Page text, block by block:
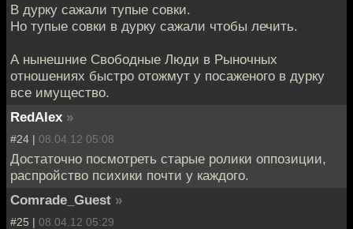
В дурку сажали тупые совки.
Но тупые совки в дурку сажали чтобы лечить.
А нынешние Свободные Люди в Рыночных
отношениях быстро отожмут у посаженого в дурку
все имущество.
RedAlex »
#24 | 08.04.12 05:08
Достаточно посмотреть старые ролики оппозиции,
распройство психики почти у каждого.
Comrade_Guest »
#25 | 08.04.12 05:29